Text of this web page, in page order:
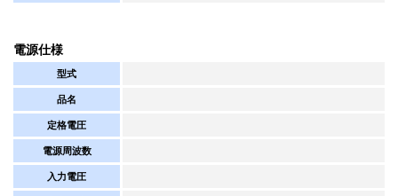
電源仕様
型式
品名
定格電圧
電源周波数
入力電圧